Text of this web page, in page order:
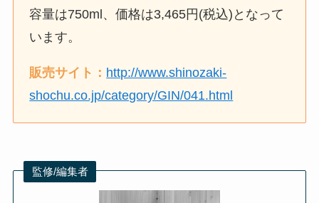
容量は750ml、価格は3,465円(税込)となって
います。
販売サイト： http://www.shinozaki-
shochu.co.jp/category/GIN/041.html
監修/編集者